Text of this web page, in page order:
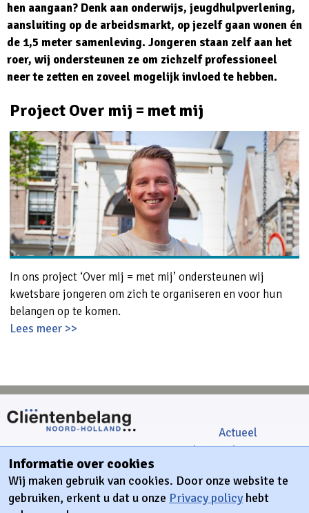
Informatie over cookies
Wij maken gebruik van cookies. Door onze website te
gebruiken, erkent u dat u onze Privacy policy hebt
hen aangaan? Denk aan onderwijs, jeugdhulpverlening,
aansluiting op de arbeidsmarkt, op jezelf gaan wonen én
de 1,5 meter samenleving. Jongeren staan zelf aan het
roer, wij ondersteunen ze om zichzelf professioneel
neer te zetten en zoveel mogelijk invloed te hebben.
Project Over mij = met mij
In ons project ‘Over mij = met mij’ ondersteunen wij
kwetsbare jongeren om zich te organiseren en voor hun
belangen op te komen.
Lees meer >>
HUBB gebouw
Jacob Bontiusplaats 9
1018 LL Amsterdam
Actueel
Cliëntondersteuning
Crisiskaart
Participatie